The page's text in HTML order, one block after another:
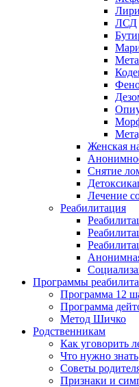
ЛСД
Женская
Снятие
Лечение
Реабилитация
Программы
Программа 12
Программа
Метод Шичко
Родственникам
Как уговорить
Что нужно знать
Советы
Признаки и